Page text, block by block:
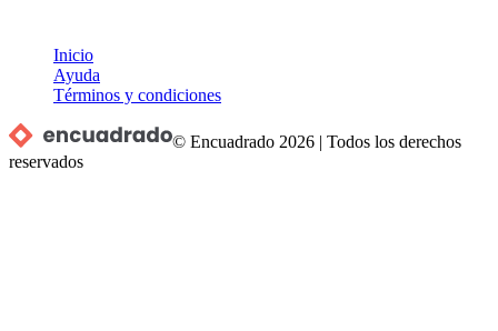
Inicio
Ayuda
Términos y condiciones
© Encuadrado 2026 |Todos los derechos
reservados